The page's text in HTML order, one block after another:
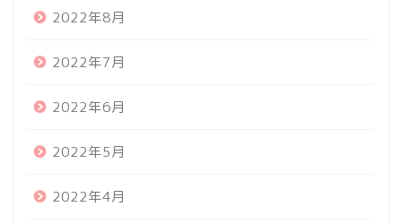
2022年8月
2022年7月
2022年6月
2022年5月
2022年4月